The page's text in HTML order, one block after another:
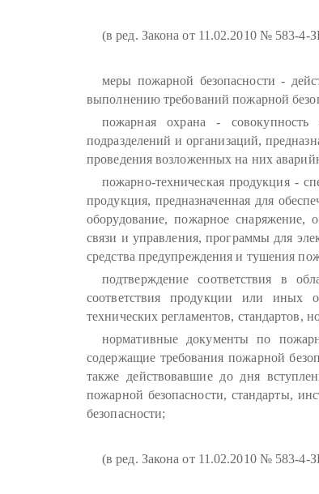
(в ред. Закона от 11.02.2010 № 583-4-
меры пожарной безопасности -
выполнению требований пожарной
пожарная охрана - совокупность
подразделений и организаций,
проведения возложенных на них
пожарно-техническая продукция -
продукция, предназначенная для
оборудование, пожарное снаряжение,
связи и управления, программы для
средства предупреждения и тушения
подтверждение соответствия в
соответствия продукции или иных
технических регламентов, стандартов,
нормативные документы по
содержащие требования пожарной
также действовавшие до дня
пожарной безопасности, стандарты,
безопасности;
(в ред. Закона от 11.02.2010 № 583-4-